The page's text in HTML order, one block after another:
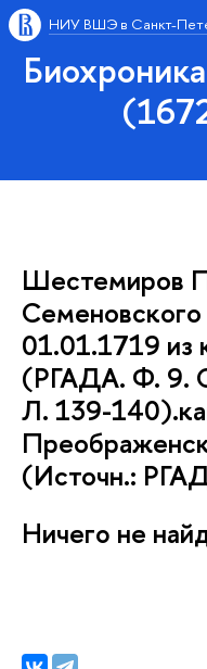
НИУ ВШЭ в Санкт-
Шестемиров
01.01.1719 из
(РГАДА. Ф. 9.
Л. 139-
(Источн.:
Ничего не